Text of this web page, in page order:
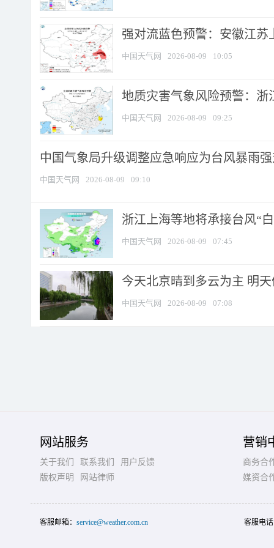
强对流蓝色预警：安徽江苏
中国天气网 2026-08-09 10:05
地质灾害气象风险预警：浙
中国天气网 2026-08-09 09:25
中国气象局升级调整应急响应为台风暴雨
中国天气网 2026-08-09 09:10
浙江上海等地将承接台风“
中国天气网 2026-08-09 07:45
今天北京晴到多云为主 明
中国天气网 2026-08-09 07:08
网站服务
关于我们 联系我们
用户反馈
版权声明
网站律师
营销
商务合
媒资合
客服邮箱： service@weather.com.cn 客服电